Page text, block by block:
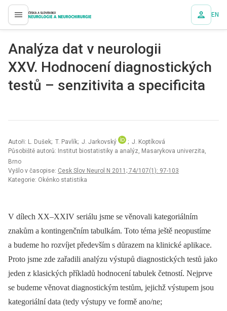
proLékaře.cz EN
Analýza dat v neurologii
XXV. Hodnocení diagnostických
testů – senzitivita a specificita
Autoři: L. Dušek; T. Pavlík; J. Jarkovský
; J. Koptíková
Působiště autorů: Institut biostatistiky a analýz, Masarykova univerzita,
Brno
Vyšlo v časopise: Cesk Slov Neurol N 2011; 74/107(1): 97-103
Kategorie: Okénko statistika
V dílech XX–XXIV seriálu jsme se věnovali kategoriálním
znakům a kontingenčním tabulkám. Toto téma ještě neopustíme
a budeme ho rozvíjet především s důrazem na klinické aplikace.
Proto jsme zde zařadili analýzu výstupů diagnostických testů jako
jeden z klasických příkladů hodnocení tabulek četností. Nejprve
se budeme věnovat diagnostickým testům, jejichž výstupem jsou
kategoriální data (tedy výstupy ve formě ano/ne;